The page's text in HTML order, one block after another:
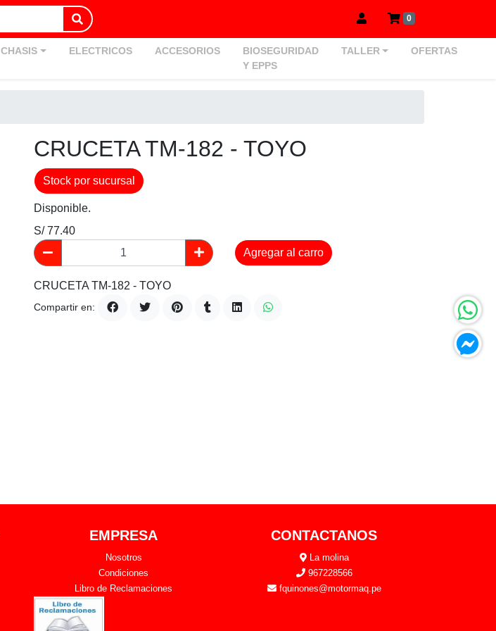
0
CHASIS ELECTRICOS ACCESORIOS
BIOSEGURIDAD
Y EPPS
TALLER OFERTAS
CRUCETA TM-182 - TOYO
Stock por sucursal
Disponible.
S/ 77.40
Agregar al carro
CRUCETA TM-182 - TOYO
Compartir en:
EMPRESA
Nosotros
Condiciones
Libro de Reclamaciones
CONTACTANOS
La molina
967228566
fquinones@motormaq.pe